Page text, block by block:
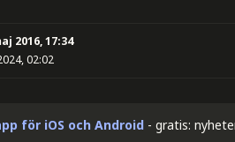
2016, 17:34
02:02
för iOS och Android - gratis: